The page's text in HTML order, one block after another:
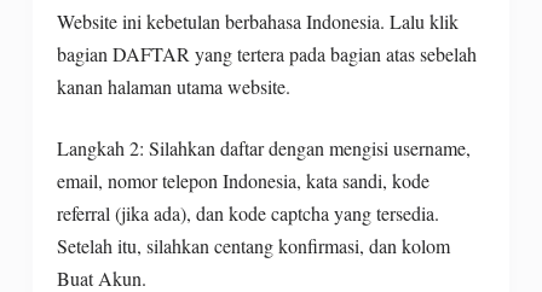
Website ini kebetulan berbahasa Indonesia. Lalu klik
bagian DAFTAR yang tertera pada bagian atas sebelah
kanan halaman utama website.
Langkah 2: Silahkan daftar dengan mengisi username,
email, nomor telepon Indonesia, kata sandi, kode
referral (jika ada), dan kode captcha yang tersedia.
Setelah itu, silahkan centang konfirmasi, dan kolom
Buat Akun.